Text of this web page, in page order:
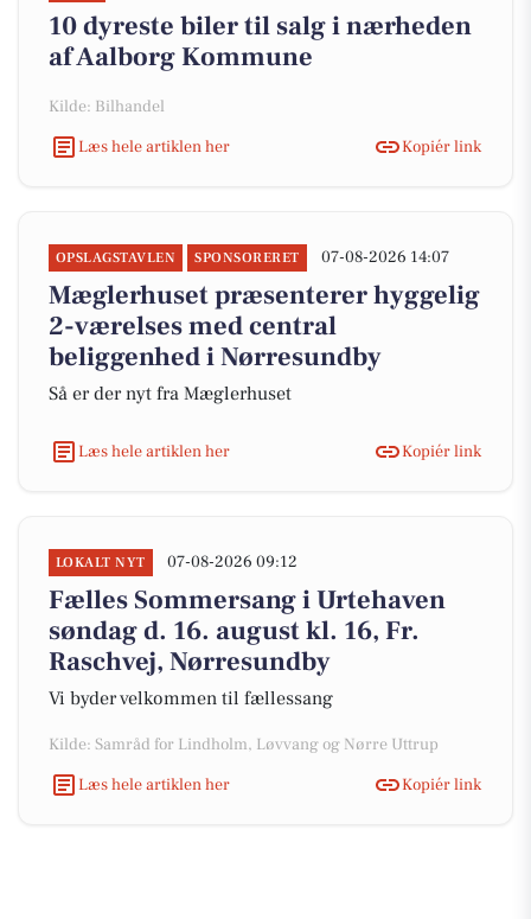
10 dyreste biler til salg i nærheden
af Aalborg Kommune
Kilde: Bilhandel
Læs hele artiklen her
Kopiér link
OPSLAGSTAVLEN SPONSORERET 07-08-2026 14:07
Mæglerhuset præsenterer hyggelig
2-værelses med central
beliggenhed i Nørresundby
Så er der nyt fra Mæglerhuset
Læs hele artiklen her Kopiér link
LOKALT NYT 07-08-2026 09:12
Fælles Sommersang i Urtehaven
søndag d. 16. august kl. 16, Fr.
Raschvej, Nørresundby
Vi byder velkommen til fællessang
Kilde: Samråd for Lindholm, Løvvang og Nørre Uttrup
Læs hele artiklen her
Kopiér link